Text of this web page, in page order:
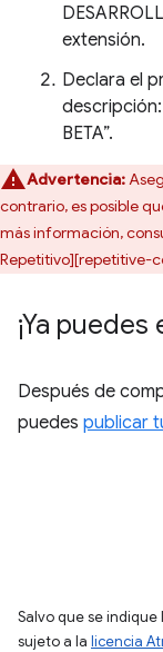
extensión.
Declara el
descripción:
BETA”.
Advertencia:
contrario, es posible
más información,
Repetitivo][repetitive-
¡Ya
Después de
puedes publicar
Salvo que se
sujeto a la licencia